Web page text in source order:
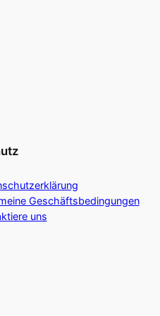
Geschäftsbedingungen
uns